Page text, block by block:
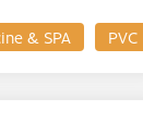
& SPA PVC